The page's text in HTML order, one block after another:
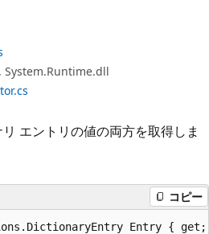
エントリの値の両方を取得しま
コピー
Entry {